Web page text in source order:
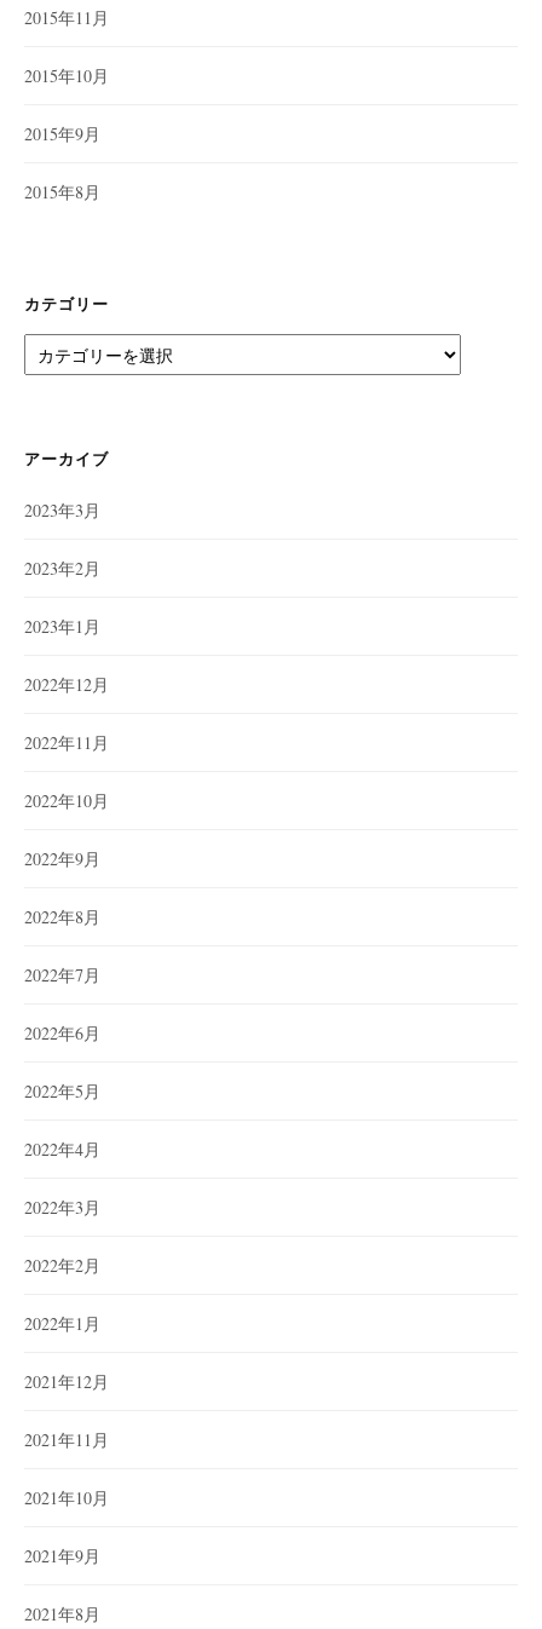
2015年11月
2015年10月
2015年9月
2015年8月
カテゴリー
テ
ー
アーカイブ
2023年3月
2023年2月
2023年1月
2022年12月
2022年11月
2022年10月
2022年9月
2022年8月
2022年7月
2022年6月
2022年5月
2022年4月
2022年3月
2022年2月
2022年1月
2021年12月
2021年11月
2021年10月
2021年9月
2021年8月